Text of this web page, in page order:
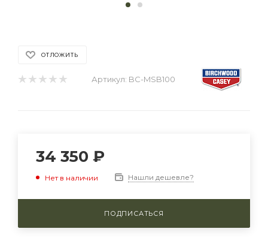
ОТЛОЖИТЬ
Артикул: BC-MSB100
34 350 ₽
Нет в наличии Нашли дешевле?
ПОДПИСАТЬСЯ